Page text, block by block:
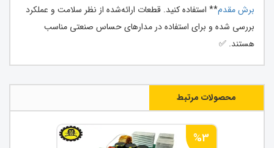
برش مقدم** استفاده کنید. قطعات ارائه‌شده از نظر سلامت و عملکرد
بررسی شده و برای استفاده در مدارهای حساس صنعتی مناسب
هستند. ✅
محصولات مرتبط
%3